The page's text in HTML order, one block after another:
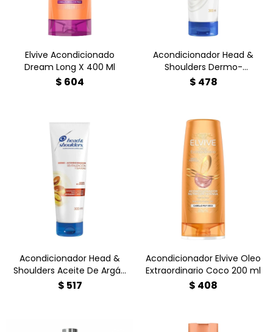
Elvive Acondicionado
Dream Long X 400 Ml
$ 604
online aquí con envío
rápido. ?
Acondicionador Head &
Shoulders Dermo-
Sensitive 300 ml
$ 478
¿Cabello seco y con
caspa? Descubre el
Acondicionador Head &
Shoulders Aceite de Argán
(300ml). Revitaliza desde
la raíz, aporta una
suavidad irresistible y
protege tu cuero cabelludo.
¡Consíguelo al mejor precio
en Farmacia Goes y luce
un pelo sano!
Acondicionador Head &
Shoulders Aceite De Argán
Revitalización Y Suavidad
$ 517
¿Pelo seco y sin vida?
Revive tu melena con el
Acondicionador Elvive Óleo
Extraordinario Coco
(200ml). Nutrición
profunda con aceite de
coco que aporta suavidad
extrema y brillo radiante sin
pesadez.
Acondicionador Elvive Oleo
Extraordinario Coco 200 ml
$ 408